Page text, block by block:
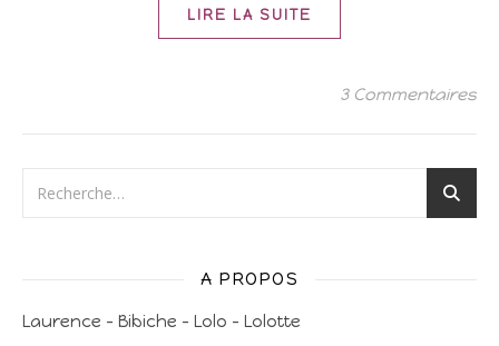
LIRE LA SUITE
3 Commentaires
A PROPOS
Laurence – Bibiche – Lolo – Lolotte